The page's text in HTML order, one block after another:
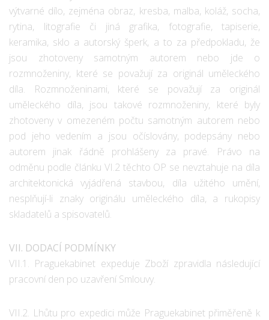
výtvarné dílo, zejména obraz, kresba, malba, koláž, socha,
rytina, litografie či jiná grafika, fotografie, tapiserie,
keramika, sklo a autorský šperk, a to za předpokladu, že
jsou zhotoveny samotným autorem nebo jde o
rozmnoženiny, které se považují za originál uměleckého
díla. Rozmnoženinami, které se považují za originál
uměleckého díla, jsou takové rozmnoženiny, které byly
zhotoveny v omezeném počtu samotným autorem nebo
pod jeho vedením a jsou očíslovány, podepsány nebo
autorem jinak řádně prohlášeny za pravé. Právo na
odměnu podle článku VI.2 těchto OP se nevztahuje na díla
architektonická vyjádřená stavbou, díla užitého umění,
nesplňují-li znaky originálu uměleckého díla, a rukopisy
skladatelů a spisovatelů.
VII. DODACÍ PODMÍNKY
VII.1. Praguekabinet expeduje Zboží zpravidla následující
pracovní den po uzavření Smlouvy.
VII.2. Lhůtu pro expedici může Praguekabinet přiměřeně k